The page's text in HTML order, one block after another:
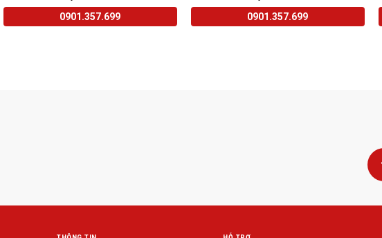
0901.357.699 0901.357.699